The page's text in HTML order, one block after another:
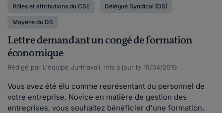
Rôles et attributions du CSE Délégué Syndical (DS)
Moyens du DS
Lettre demandant un congé de formation
économique
Rédigé par L'équipe Juritravail, mis à jour le 19/04/2019
Vous avez été élu comme représentant du personnel de
votre entreprise. Novice en matière de gestion des
entreprises, vous souhaitez bénéficier d'une formation.